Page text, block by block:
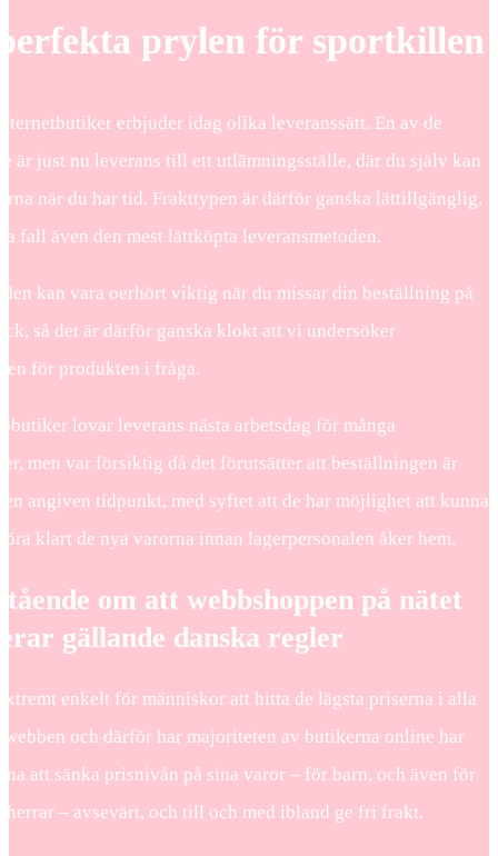
prylen för sportkillen
erbjuder idag olika leveranssätt. En av de
är just nu leverans till ett utlämningsställe, där du själv kan
när du har tid. Frakttypen är därför ganska lättillgänglig,
fall även den mest lättköpta leveransmetoden.
kan vara oerhört viktig när du missar din beställning på
så det är därför ganska klokt att vi undersöker
för produkten i fråga.
lovar leverans nästa arbetsdag för många
men var försiktig då det förutsätter att beställningen är
angiven tidpunkt, med syftet att de har möjlighet att kunna
klart de nya varorna innan lagerpersonalen åker hem.
om att webbshoppen på nätet
gällande danska regler
enkelt för människor att hitta de lägsta priserna i alla
och därför har majoriteten av butikerna online har
att sänka prisnivån på sina varor – för barn, och även för
herrar – avsevärt, och till och med ibland ge fri frakt.